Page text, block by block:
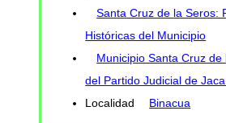
Santa Cruz de la Seros:
Históricas del Municipio
Municipio Santa Cruz
del Partido Judicial de
Localidad
Binacua